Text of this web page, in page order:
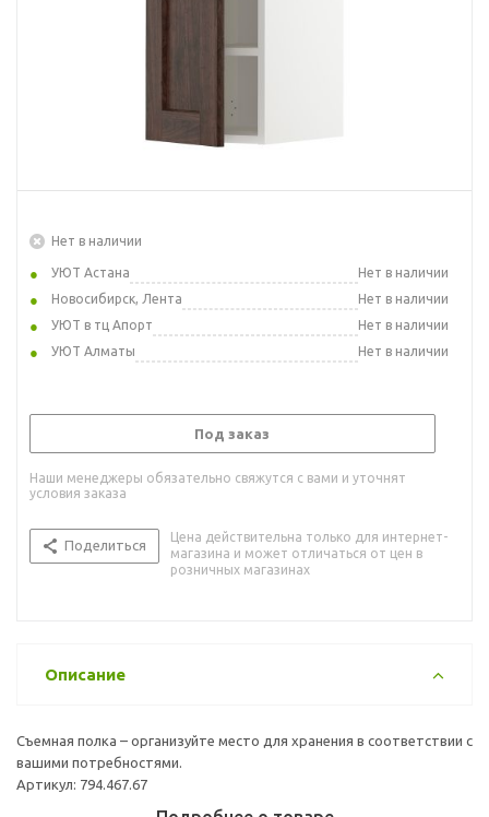
Нет в наличии
УЮТ Астана
Нет в наличии
Новосибирск, Лента
Нет в наличии
УЮТ в тц Апорт
Нет в наличии
УЮТ Алматы
Нет в наличии
Под заказ
Наши менеджеры обязательно свяжутся с вами и уточнят
условия заказа
Поделиться
Цена действительна только для интернет-
магазина и может отличаться от цен в
розничных магазинах
Описание
Съемная полка – организуйте место для хранения в соответствии с
вашими потребностями.
Артикул: 794.467.67